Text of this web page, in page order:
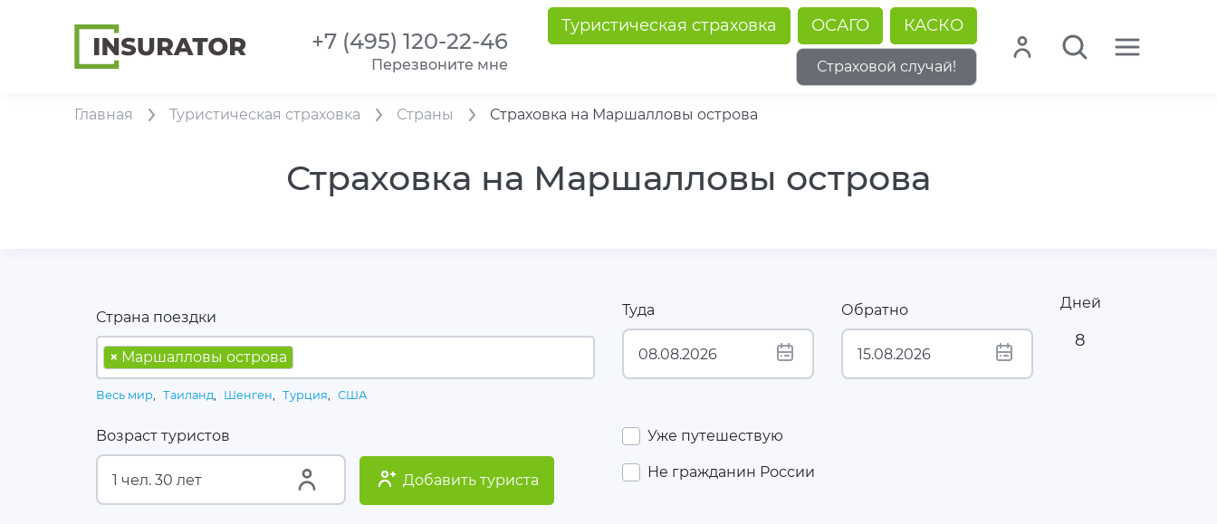
+7 (495) 120-22-46
Перезвоните мне
Туристическая страховка ОСАГО КАСКО
Страховой случай!
Главная Туристическая страховка Страны Страховка на Маршалловы острова
Страховка на Маршалловы острова
Страна поездки
× Маршалловы острова
Весь мир, Таиланд, Шенген, Турция, США
Туда Обратно Дней
8
Возраст туристов
Добавить туриста
Уже путешествую
Не гражданин России